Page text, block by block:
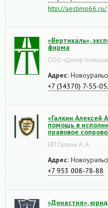
http://aestimo66.ru/
«Вертикаль»,
фирма
ООО «Центр помощи
Адрес:
+7 (34370) 7-55-05
«Галкин Алексей
помощь в
правовое
ИП Галкин А. А.
Адрес:
+7 953 008-78-88
«Династия»,